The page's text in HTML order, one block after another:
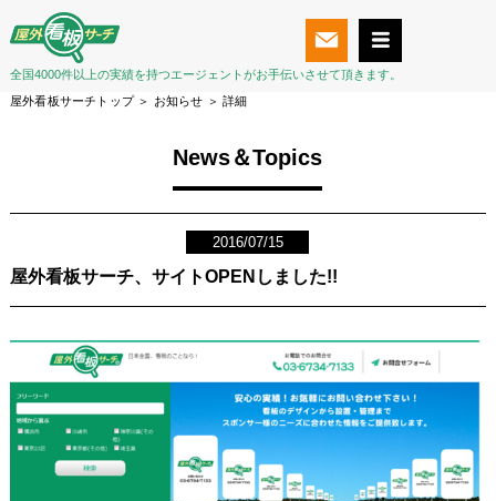
全国4000件以上の実績を持つエージェントがお手伝いさせて頂きます。
屋外看板サーチトップ＞ お知らせ ＞ 詳細
News＆Topics
2016/07/15
屋外看板サーチ、サイトOPENしました!!